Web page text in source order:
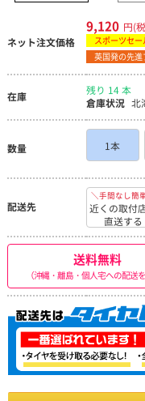
ネット注文価格
9,120 円(
スポーツセ
英国発の先進
在庫
残り 14 本
倉庫状況 北
数量 1本
配送先
＼手間なし簡
近くの取付
直送する
送料無料
（沖縄・離島・個人宅への配送を